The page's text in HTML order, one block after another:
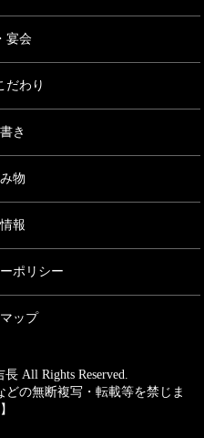
宴会
だわり
き
物
報
ポリシー
ップ
All Rights Reserved.
どの無断複写・転載等を禁じま